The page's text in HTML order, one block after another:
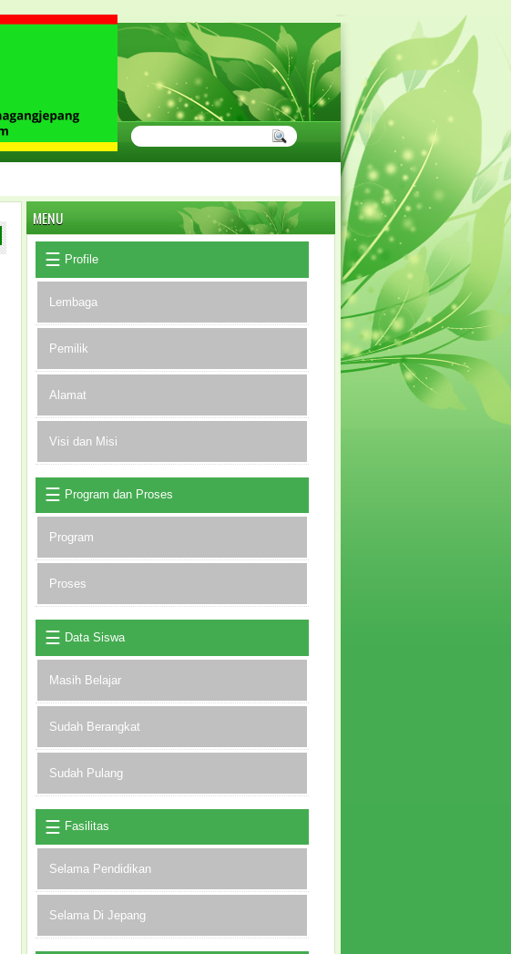
MENU
Profile
Lembaga
Pemilik
Alamat
Visi dan Misi
Program dan Proses
Program
Proses
Data Siswa
Masih Belajar
Sudah Berangkat
Sudah Pulang
Fasilitas
Selama Pendidikan
Selama Di Jepang